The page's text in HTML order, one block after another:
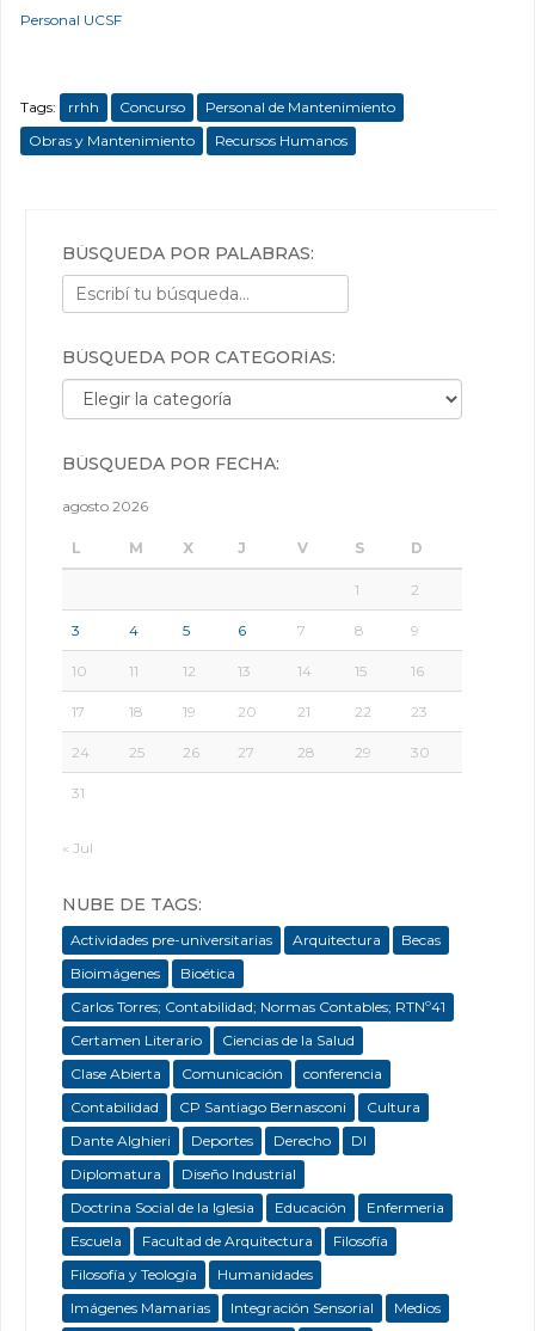
Personal UCSF
Tags: rrhh Concurso
Personal de Mantenimiento
Obras y Mantenimiento
Recursos Humanos
BÚSQUEDA POR PALABRAS:
BÚSQUEDA POR CATEGORÍAS:
Búsqueda por categorías:
BÚSQUEDA POR FECHA:
agosto 2026
L M X J V S D
1 2
3 4 5 6 7 8 9
10 11 12 13 14 15 16
17 18 19 20 21 22 23
24 25 26 27 28 29 30
31
« Jul
NUBE DE TAGS:
Actividades pre-universitarias Arquitectura
Becas
Bioimágenes
Bioética
Carlos Torres; Contabilidad; Normas Contables; RTNº41
Certamen Literario
Ciencias de la Salud
Clase Abierta
Comunicación
conferencia
Contabilidad
CP Santiago Bernasconi
Cultura
Dante Alghieri
Deportes Derecho
DI
Diplomatura
Diseño Industrial
Doctrina Social de la Iglesia
Educación
Enfermeria
Escuela
Facultad de Arquitectura
Filosofía
Filosofía y Teología
Humanidades
Imágenes Mamarias
Integración Sensorial
Medios